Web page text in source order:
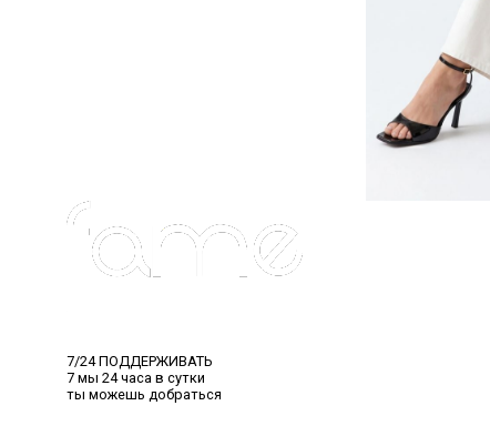
7/24 ПОДДЕРЖИВАТЬ
7 мы 24 часа в сутки
ты можешь добраться